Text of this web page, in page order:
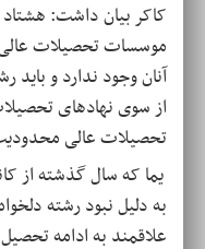
کاکر بیان داشت:
موسسات تحصیلات عالی
آنان وجود ندارد و باید
از سوی نهادهای
تحصیلات عالی
یما که سال گذشته از
به دلیل نبود رشته
علاقمند به ادامه